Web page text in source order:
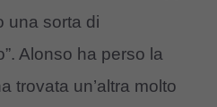
una sorta di
Alonso ha perso la
trovata un’altra molto